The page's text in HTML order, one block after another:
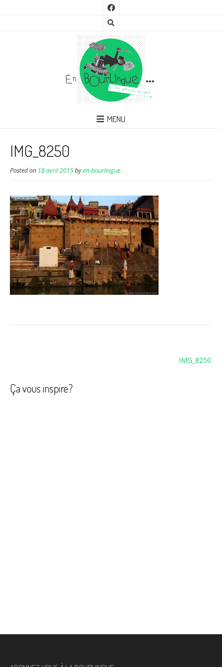
MENU
IMG_8250
Posted on 18 avril 2015byen-bourlingue
IMG_8250
Ça vous inspire?